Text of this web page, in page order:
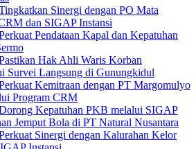
Sinergi dengan PO Mata
dan SIGAP Instansi
Pendataan Kapal dan Kepatuhan
Hak Ahli Waris Korban
Survei Langsung di Gunungkidul
Kemitraan dengan PT Margomulyo
Program CRM
Kepatuhan PKB melalui SIGAP
Jemput Bola di PT Natural Nusantara
Sinergi dengan Kalurahan Kelor